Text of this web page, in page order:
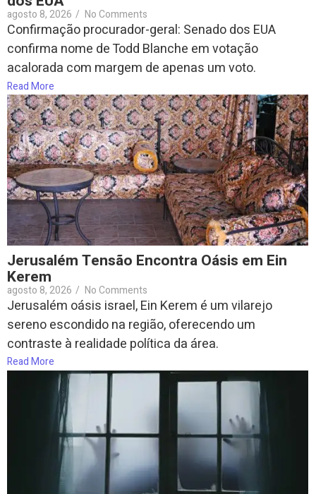
agosto 8, 2026 / No Comments
Confirmação procurador-geral: Senado dos EUA
confirma nome de Todd Blanche em votação
acalorada com margem de apenas um voto.
Read More
Jerusalém Tensão Encontra Oásis em Ein
Kerem
agosto 8, 2026 / No Comments
Jerusalém oásis israel, Ein Kerem é um vilarejo
sereno escondido na região, oferecendo um
contraste à realidade política da área.
Read More